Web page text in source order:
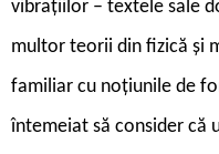
vibrațiilor – textele sale
multor teorii din fizică și
familiar cu noțiunile de
întemeiat să consider că